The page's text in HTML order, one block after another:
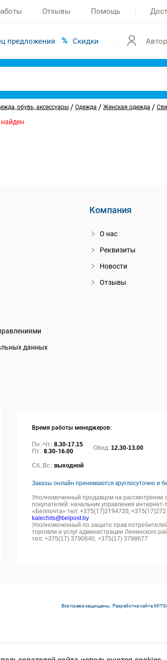
Отзывы Помощь
предложения Скидки
обувь, аксессуары / Одежда / Женская одежда /
данных
Компания
О нас
Реквизиты
Новости
Отзывы
Время работы менеджеров:
Пн.-Чт.:8.30-17.15
Пт.:8.30-16.00 Обед:12.30-13.00
Сб.,Вс.:выходной
Заказы онлайн принимаются круглосуточно и
Уполномоченный продавцом на рассмотрение
покупателей: начальник управления интернет-
«Белпочта» тел:+375(17)2194720,
kalechits@belpost.by
Уполномоченный по защите прав
торговли и услуг администрации Ленинского
тел: +375(17) 3790640, +375(17) 3798677
Все права защищены. Разработка сайта